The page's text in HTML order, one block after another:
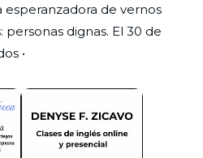
de vernos
dignas. El 30 de
•